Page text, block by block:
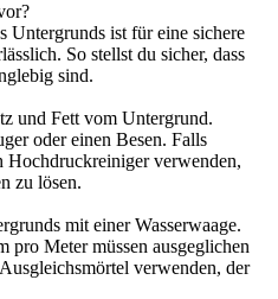
Untergrunds ist für eine sichere
So stellst du sicher, dass
sind.
und Fett vom Untergrund.
oder einen Besen. Falls
Hochdruckreiniger verwenden,
zu lösen.
mit einer Wasserwaage.
pro Meter müssen ausgeglichen
verwenden, der